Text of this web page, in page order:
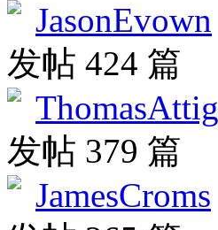
JasonEvown
发帖 424 篇
ThomasAttig
发帖 379 篇
JamesCroms